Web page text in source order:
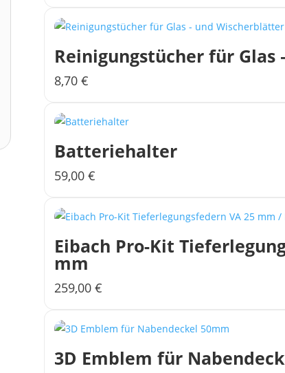
Reinigungstücher für
8,70€
Batteriehalter
59,00€
Eibach Pro-Kit
mm
259,00€
3D Emblem für